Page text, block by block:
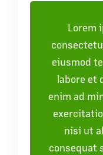
Lorem
eiusmod
labore et
enim ad
nisi ut
consequat